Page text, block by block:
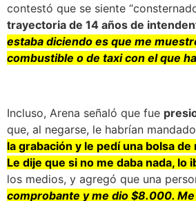
contestó que se siente
trayectoria de 14 años de
estaba diciendo es que me
combustible o de taxi con el que
Incluso, Arena señaló que fue
que, al negarse, le habrían
la grabación y le pedí una bolsa
Le dije que si no me daba nada, lo
los medios, y agregó que una
comprobante y me dio $8.000.